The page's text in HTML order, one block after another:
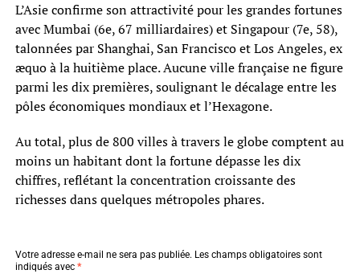
L’Asie confirme son attractivité pour les grandes fortunes
avec Mumbai (6e, 67 milliardaires) et Singapour (7e, 58),
talonnées par Shanghai, San Francisco et Los Angeles, ex
æquo à la huitième place. Aucune ville française ne figure
parmi les dix premières, soulignant le décalage entre les
pôles économiques mondiaux et l’Hexagone.
Au total, plus de 800 villes à travers le globe comptent au
moins un habitant dont la fortune dépasse les dix
chiffres, reflétant la concentration croissante des
richesses dans quelques métropoles phares.
Votre adresse e-mail ne sera pas publiée. Les champs obligatoires sont
indiqués avec *